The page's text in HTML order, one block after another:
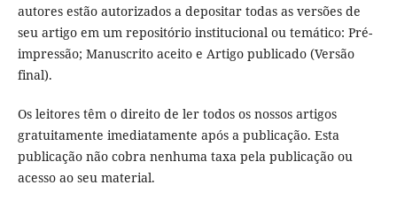
autores estão autorizados a depositar todas as versões de
seu artigo em um repositório institucional ou temático: Pré-
impressão; Manuscrito aceito e Artigo publicado (Versão
final).
Os leitores têm o direito de ler todos os nossos artigos
gratuitamente imediatamente após a publicação. Esta
publicação não cobra nenhuma taxa pela publicação ou
acesso ao seu material.